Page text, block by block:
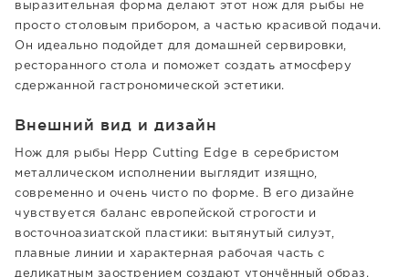
выразительная форма делают этот нож для рыбы не
просто столовым прибором, а частью красивой подачи.
Он идеально подойдет для домашней сервировки,
ресторанного стола и поможет создать атмосферу
сдержанной гастрономической эстетики.
Внешний вид и дизайн
Нож для рыбы Hepp Cutting Edge в серебристом
металлическом исполнении выглядит изящно,
современно и очень чисто по форме. В его дизайне
чувствуется баланс европейской строгости и
восточноазиатской пластики: вытянутый силуэт,
плавные линии и характерная рабочая часть с
деликатным заострением создают утончённый образ.